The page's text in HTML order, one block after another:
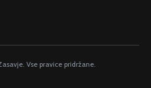
Vse pravice pridržane.